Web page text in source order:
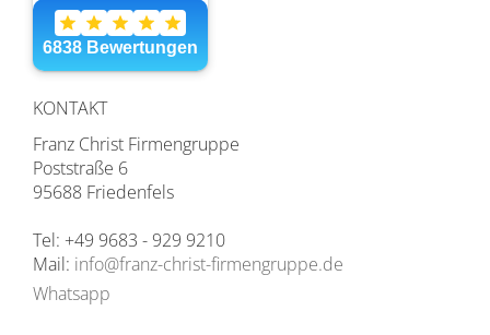
KONTAKT
Franz Christ Firmengruppe
Poststraße 6
95688 Friedenfels
Tel: +49 9683 - 929 9210
Mail: info@franz-christ-firmengruppe.de
Whatsapp